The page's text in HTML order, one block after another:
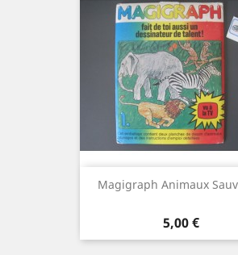
Magigraph Animaux
Prix
5,00 €